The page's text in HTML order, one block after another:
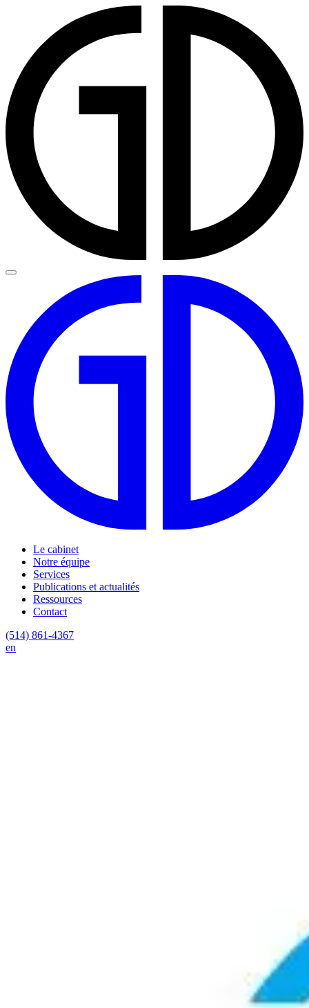
Le cabinet
Notre équipe
Services
Publications et actualités
Ressources
Contact
(514) 861-4367
en